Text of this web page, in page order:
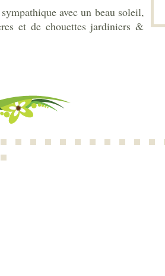
avec un beau soleil,
et de chouettes jardiniers &